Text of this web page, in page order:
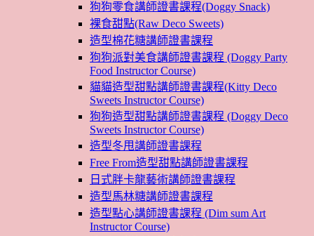
狗狗零食講師證書課程(Doggy Snack)
裸食甜點(Raw Deco Sweets)
造型棉花糖講師證書課程
狗狗派對美食講師證書課程 (Doggy Party
Food Instructor Course)
貓貓造型甜點講師證書課程(Kitty Deco
Sweets Instructor Course)
狗狗造型甜點講師證書課程 (Doggy Deco
Sweets Instructor Course)
造型冬甩講師證書課程
Free From造型甜點講師證書課程
日式胖卡龍藝術講師證書課程
造型馬林糖講師證書課程
造型點心講師證書課程 (Dim sum Art
Instructor Course)